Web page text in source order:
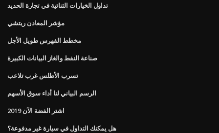
تداول الخيارات الثنائية في تجارة الحديد
مؤشر المعادن ريتشي
مخطط الفهرس طويل الأجل
صناعة النفط والغاز البيانات الكبيرة
تسرب الأطلس غرب تلاعب
الرسم البياني لنا أداء سوق الأسهم
اشتر الفضة الآن 2019
هل يمكنك التداول في سيارة غير مدفوعة؟